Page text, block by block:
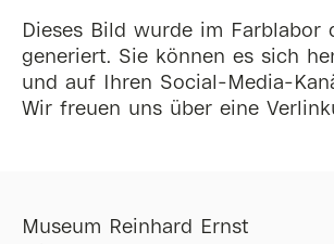
Dieses Bild wurde im Farblabor
generiert. Sie können es sich
und auf Ihren Social-Media-
Wir freuen uns über eine
Museum Reinhard Ernst